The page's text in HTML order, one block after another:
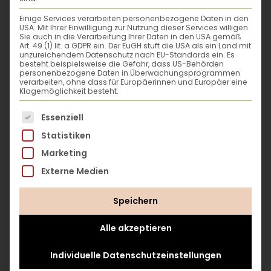
hineinbohren, durch die
du das Band dann ziehst.
Zack, fertig ist die DIY-
Pflanzenampel.
Regal-Gärtnern
Vertikales Gärtnern kann schnell zum
Upcycling-Projekt
einem schmalen Regal Ausschau, zum
Beispiel auf dem Flohmarkt. Wenn es
größentechnisch auf dein Fensterbrett
passt, kannst du die einzelnen Regalböden
nutzen, um mit ihnen die Fläche deines
nur aufpassen, dass es dir wirklich einen
Einige Services verarbeiten personenbezogene Daten in den
USA. Mit Ihrer Einwilligung zur Nutzung dieser Services willigen
Sie auch in die Verarbeitung Ihrer Daten in den USA gemäß
Art. 49 (1) lit. a GDPR ein. Der EuGH stuft die USA als ein Land mit
unzureichendem Datenschutz nach EU-Standards ein. Es
besteht beispielsweise die Gefahr, dass US-Behörden
personenbezogene Daten in Überwachungsprogrammen
verarbeiten, ohne dass für Europäerinnen und Europäer eine
Klagemöglichkeit besteht.
Es folgt eine Liste der Service-Gruppen, für die
Essenziell
Statistiken
Marketing
Externe Medien
Speichern
Alle akzeptieren
Individuelle Datenschutzeinstellungen